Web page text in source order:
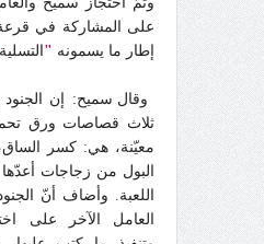
على المشاركة في
إطار ما يسمونه " التسلية
وقال سميح: إن
ثلاث قصاصات ورق
معيّنة، هي: كسر
البول من زجاجات أعدّها
اللعبة. وأضاف أنّ
العامل الآخر على